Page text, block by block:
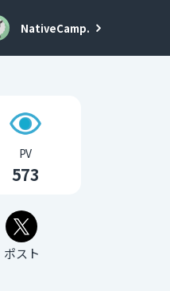
NativeCamp.
PV
573
ポスト